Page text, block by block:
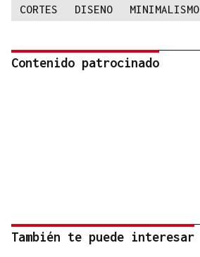
CORTES DISENO MINIMALISMO
Contenido patrocinado
También te puede interesar